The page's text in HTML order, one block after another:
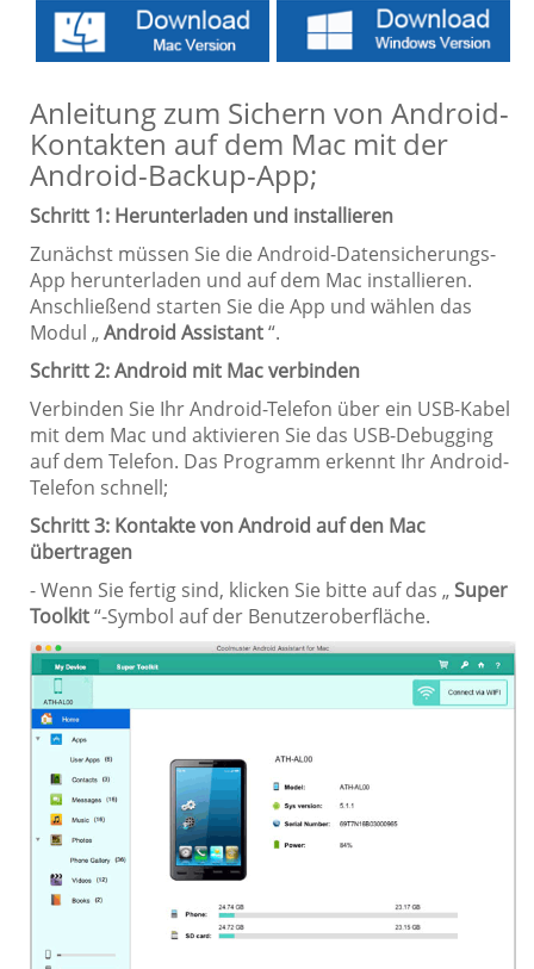
Anleitung zum Sichern von Android-
Kontakten auf dem Mac mit der
Android-Backup-App;
Schritt 1: Herunterladen und installieren
Zunächst müssen Sie die Android-Datensicherungs-
App herunterladen und auf dem Mac installieren.
Anschließend starten Sie die App und wählen das
Modul „Android Assistant“.
Schritt 2: Android mit Mac verbinden
Verbinden Sie Ihr Android-Telefon über ein USB-Kabel
mit dem Mac und aktivieren Sie das USB-Debugging
auf dem Telefon. Das Programm erkennt Ihr Android-
Telefon schnell;
Schritt 3: Kontakte von Android auf den Mac
übertragen
- Wenn Sie fertig sind, klicken Sie bitte auf das „Super
Toolkit“-Symbol auf der Benutzeroberfläche.